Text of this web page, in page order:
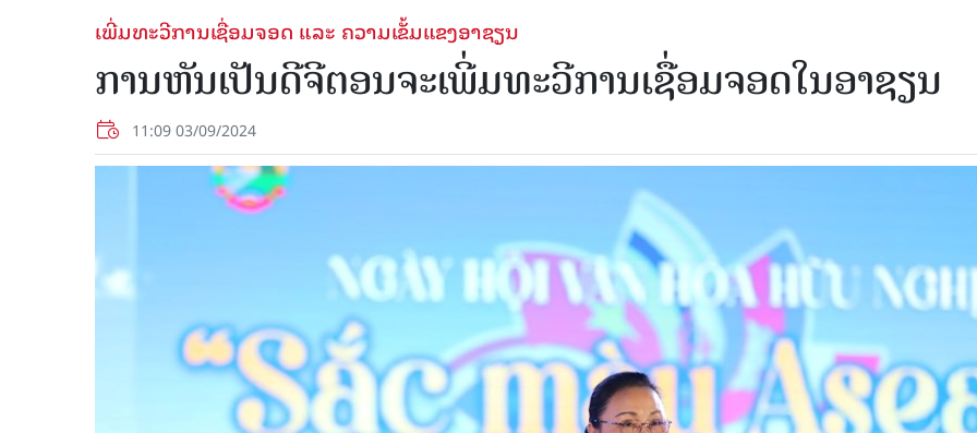
ເພີ່ມທະວີການເຊື່ອມຈອດ ແລະ ຄວາມເຂັ້ມແຂງອາຊຽນ
ການ​ຫັນ​ເປັນ​ດີ​ຈີ​ຕອນຈະເພີ່ມທະວີການເຊື່ອມຈອດໃນອາຊຽນ
11:09 03/09/2024